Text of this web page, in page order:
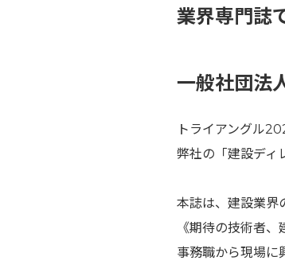
業界専門誌
一般社団法
トライアングル
弊社の「建設ディ
本誌は、建設業界
《期待の技術者
事務職から現場に